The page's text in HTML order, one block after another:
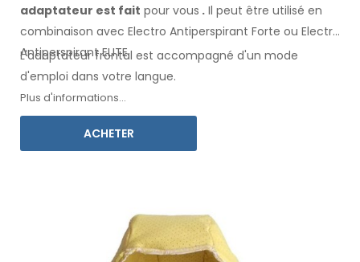
adaptateur est fait pour vous . Il peut être utilisé en
combinaison avec Electro Antiperspirant Forte ou Electro
Antiperspirant ELITE.
L'adaptateurfrontal est accompagné d'un mode
d'emploi dans votre langue.
Plus d'informations...
ACHETER